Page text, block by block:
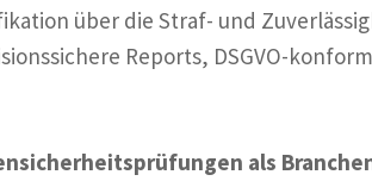
über die Straf- und
Reports, DSGVO-
als